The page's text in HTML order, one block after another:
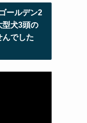
ールデン2
型犬3頭の
んでした